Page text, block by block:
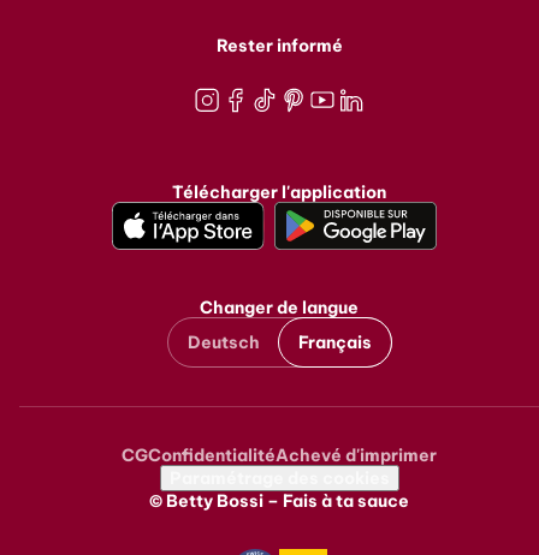
Rester informé
Télécharger l'application
Changer de langue
Deutsch
Français
Metanavigation
CGConfidentialitéAchevé d'imprimer
© Betty Bossi – Fais à ta sauce